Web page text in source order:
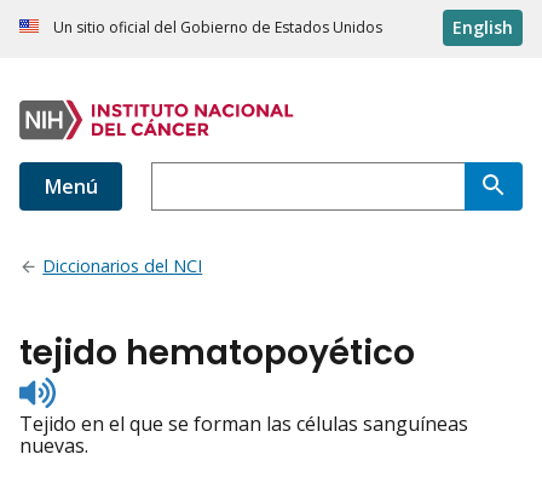
Un sitio oficial del Gobierno de Estados Unidos English
Menú
Diccionarios del NCI
tejido hematopoyético
Listen
to
pronunciation
Tejido en el que se forman las células sanguíneas
nuevas.